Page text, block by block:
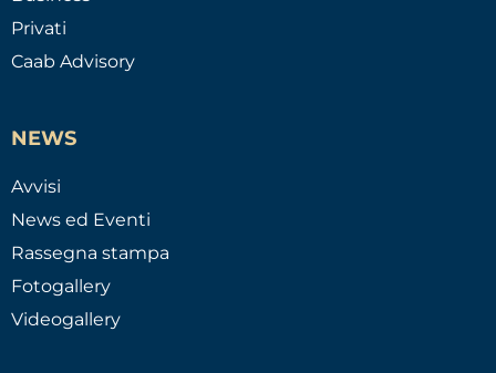
Privati
Caab Advisory
NEWS
Avvisi
News ed Eventi
Rassegna stampa
Fotogallery
Videogallery